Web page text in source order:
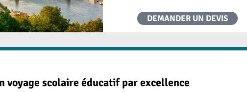
DEMANDER UN DEVIS
voyage scolaire éducatif par excellence